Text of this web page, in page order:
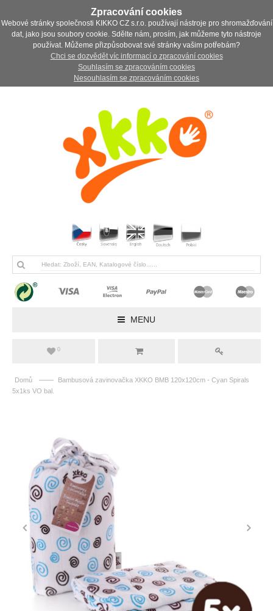
Zpracování cookies
Webové stránky společnosti KIKKO CZ s.r.o. používají nástroje pro shromažďování
dat, jako jsou soubory cookie. Sdělte nám, prosím, jak můžeme tyto nástroje
používat. Můžeme přizpůsobovat své stránky vašim potřebám?
Chci se dozvědět víc informací o zpracování cookies
Souhlasím se zpracováním cookies
Nesouhlasím se zpracováním cookies
MENU
0
Domů ——
Bambusová zavinovačka XKKO BMB 120x120cm - Cyan Spirals
5x1ks VO bal.